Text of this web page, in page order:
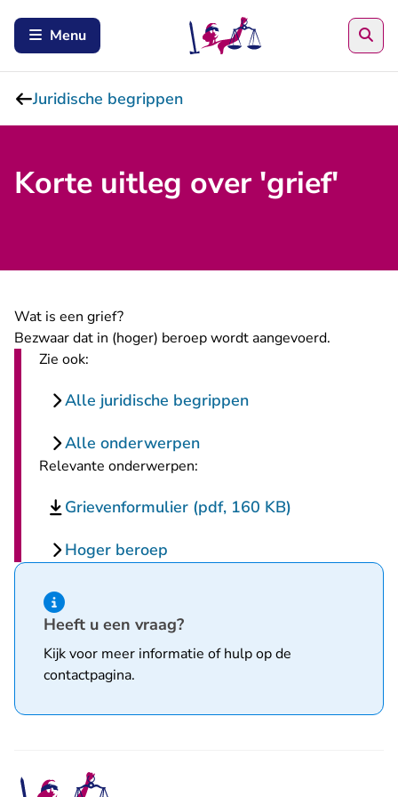
Menu
Juridische begrippen
Korte uitleg over 'grief'
Wat is een grief?
Bezwaar dat in (hoger) beroep wordt aangevoerd.
Zie ook:
Alle juridische begrippen
Alle onderwerpen
Relevante onderwerpen:
Grievenformulier (pdf, 160 KB)
Hoger beroep
Hint van type informatie
Heeft u een vraag?
Kijk voor meer informatie of hulp op de
contactpagina.